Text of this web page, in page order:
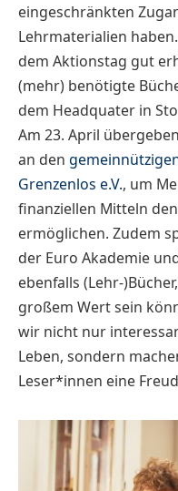
eingeschränkten
Lehrmaterialien
dem Aktionstag gut
(mehr) benötigte
dem Headquater in
Am 23. April
an den
Grenzenlos e.V., um
finanziellen Mitteln
ermöglichen. Zudem
der Euro Akademie
ebenfalls (Lehr-
großem Wert sein
wir nicht nur
Leben, sondern
Leser*innen eine